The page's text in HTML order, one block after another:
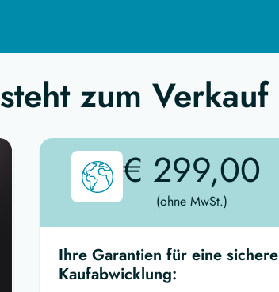
steht zum Verkauf
€ 299,00
(ohne MwSt.)
Ihre Garantien für eine sichere
Kaufabwicklung: